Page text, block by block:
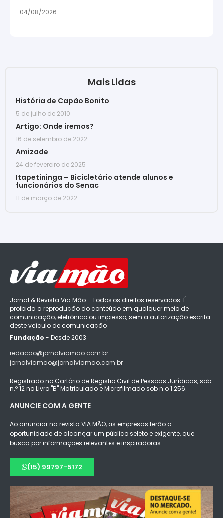
04/08/2026
Mais Lidas
História de Capão Bonito
5 de julho de 2010
Artigo: Onde iremos?
16 de setembro de 2022
Amizade
24 de fevereiro de 2025
Itapetininga – Bicicletário atende alunos e
funcionários do Senac
11 de março de 2022
Jornal & Revista Via Mão - Todos os direitos reservados. É
proibida a reprodução do conteúdo em qualquer meio de
comunicação, eletrônico ou impresso, sem a autorização escrita
deste veículo de comunicação
Fundação - Desde 2003
redacao@jornalviamao.com.br -
jornalviamao@jornalviamao.com.br
Registrado no Cartório de Registro Civil de Pessoas Jurídicas, sob
n.º 12 no Livro "B" Matriculado e Microfilmado sob n.o 1.256.
ANUNCIE COM A GENTE
Ao anunciar na revista VIA MÃO, as empresas terão a
oportunidade de alcançar um público seleto e exigente, que
busca por informações relevantes e inspiradoras.
(15) 99797-5172